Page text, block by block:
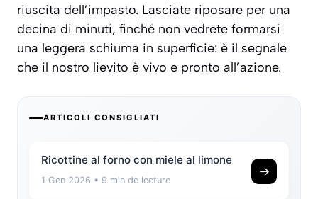
riuscita dell’impasto. Lasciate riposare per una
decina di minuti, finché non vedrete formarsi
una leggera schiuma in superficie: è il segnale
che il nostro lievito è vivo e pronto all’azione.
ARTICOLI CONSIGLIATI
Ricottine al forno con miele al limone
1 Gen 2026 • 9 min de lecture
→